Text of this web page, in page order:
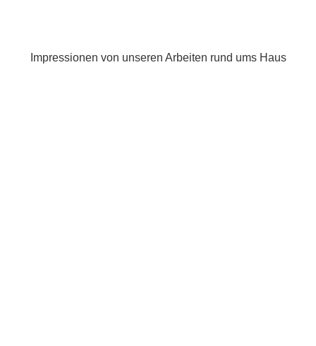
Impressionen von unseren Arbeiten rund ums Haus